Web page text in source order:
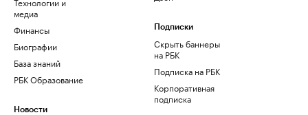
медиа
Финансы
Биографии
База знаний
РБК Образование
Новости
Подписки
Скрыть баннеры
на РБК
Подписка на РБК
Корпоративная
подписка